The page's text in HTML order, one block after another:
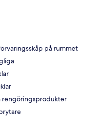
på rummet
rengöringsprodukter